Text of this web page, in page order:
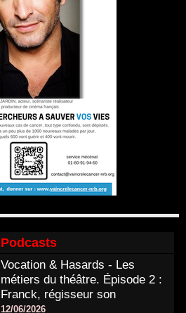
Podcasts
Vocation & Hasards - Les
métiers du théâtre. Épisode 2 :
Franck, régisseur son
12/06/2026